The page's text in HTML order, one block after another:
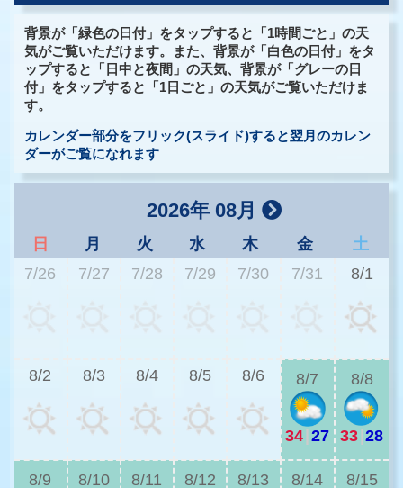
背景が「緑色の日付」をタップすると「1時間ごと」の天
気がご覧いただけます。また、背景が「白色の日付」をタ
ップすると「日中と夜間」の天気、背景が「グレーの日
付」をタップすると「1日ごと」の天気がご覧いただけま
す。
カレンダー部分をフリック(スライド)すると翌月のカレン
ダーがご覧になれます
2026年 08月
日 月 火 水 木 金
土
7/26
7/27 7/28 7/29 7/30 7/31 8/1
8/2 8/3 8/4 8/5 8/6 8/7
34|27
8/8
33|28
8/9 8/10 8/11 8/12 8/13 8/14 8/15